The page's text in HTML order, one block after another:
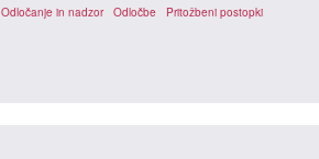
Odločanje in nadzor Odločbe Pritožbeni postopki